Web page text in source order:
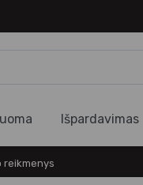
Išpardavimas
reikmenys